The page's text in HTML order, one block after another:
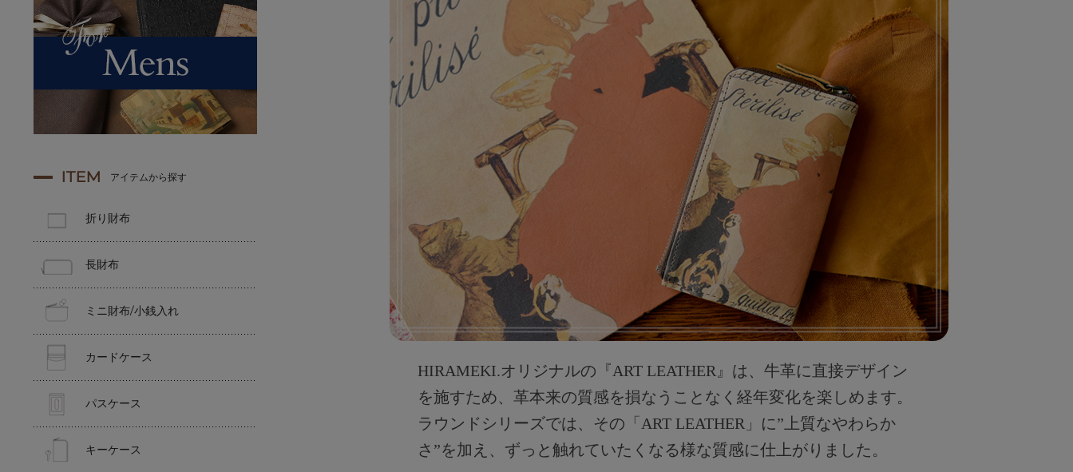
ITEM アイテムから探す
折り財布
長財布
ミニ財布/小銭入れ
カードケース
パスケース
キーケース
HIRAMEKI.オリジナルの『ART LEATHER』は、牛革に直接デザイン
を施すため、革本来の質感を損なうことなく経年変化を楽しめます。
ラウンドシリーズでは、その「ART LEATHER」に”上質なやわらか
さ”を加え、ずっと触れていたくなる様な質感に仕上がりました。